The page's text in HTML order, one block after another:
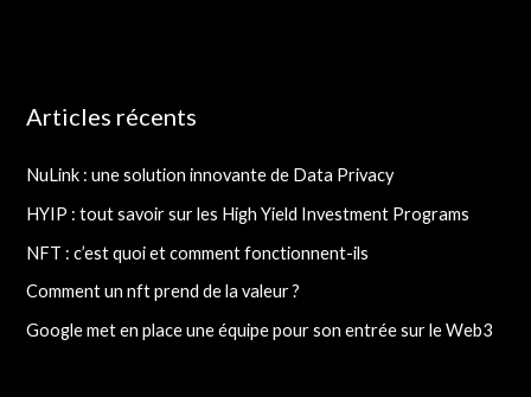
Articles récents
NuLink : une solution innovante de Data Privacy
HYIP : tout savoir sur les High Yield Investment Programs
NFT : c’est quoi et comment fonctionnent-ils
Comment un nft prend de la valeur ?
Google met en place une équipe pour son entrée sur le Web3